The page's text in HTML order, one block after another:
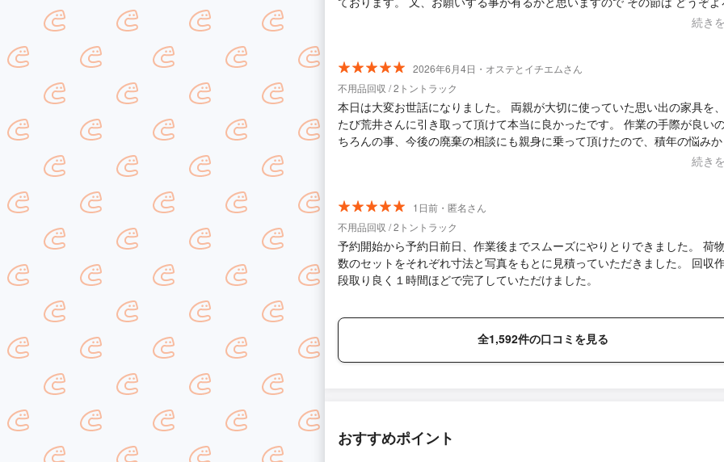
続き
2026年6月4日・オステとイチエムさん
不用品回収 / 2トントラック
本日は大変お世話になりました。 両親が大切に使っていた思い出の家具を、この
たび荒井さんに引き取って頂けて本当に良かったです。 作業の手際が良いのはも
ちろんの事、今後の廃棄の相談にも親身に乗って頂けたので、積年の悩み
ならCLEAN STYLE さんをオススメします。 また利用しますので、よろしくお願
いします。
続き
1日前・匿名さん
不用品回収 / 2トントラック
予約開始から予約日前日、作業後までスムーズにやりとりできました。 荷
数のセットをそれぞれ寸法と写真をもとに見積っていただきました。 回収
段取り良く１時間ほどで完了していただけました。
全1,592件の口コミを見る
おすすめポイント